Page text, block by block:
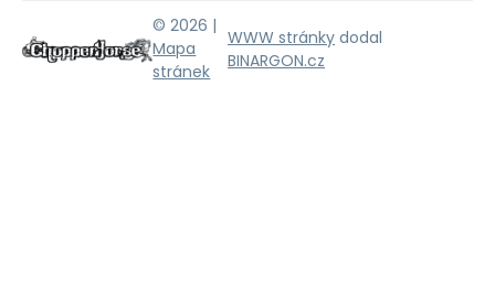
© 2026 |
Mapa
stránek
WWW stránky dodal
BINARGON.cz